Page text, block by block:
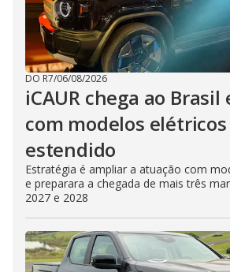
DO R7/06/08/2026
iCAUR chega ao Brasil
com modelos
estendido
Estratégia é ampliar a atuação com
e preparara a chegada de mais três
2027 e 2028